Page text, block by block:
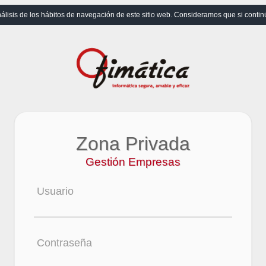
de los hábitos de navegación de este sitio web. Consideramos que si
Zona Privada
Gestión Empresas
Usuario
Contraseña